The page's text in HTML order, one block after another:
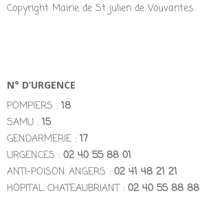
Copyright Mairie de St julien de Vouvantes
N° D’URGENCE
POMPIERS : 18
SAMU : 15
GENDARMERIE : 17
URGENCES : 02 40 55 88 01
ANTI-POISON ANGERS : 02 41 48 21 21
HOPITAL CHATEAUBRIANT : 02 40 55 88 88